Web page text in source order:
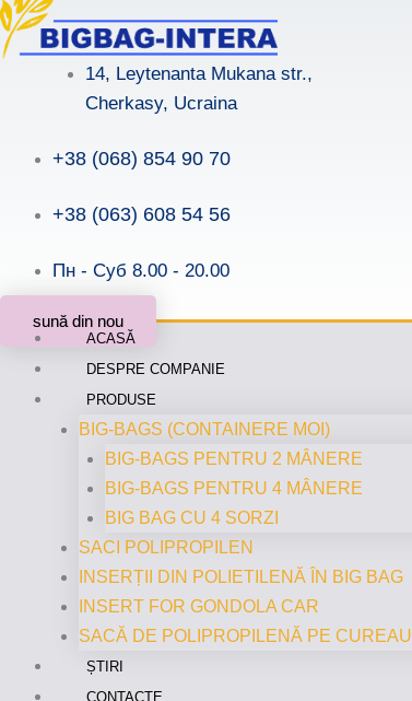
Skip
to
14, Leytenanta Mukana str.,
Cherkasy, Ucraina
+38 (068) 854 90 70
+38 (063) 608 54 56
Пн - Суб 8.00 - 20.00
sună din nou
ACASĂ
DESPRE COMPANIE
PRODUSE
BIG-BAGS (CONTAINERE MOI)
BIG-BAGS PENTRU 2 MÂNERE
BIG-BAGS PENTRU 4 MÂNERE
BIG BAG CU 4 SORZI
SACI POLIPROPILEN
INSERȚII DIN POLIETILENĂ ÎN BIG BAG
INSERT FOR GONDOLA CAR
SACĂ DE POLIPROPILENĂ PE CUREAU
ȘTIRI
CONTACTE